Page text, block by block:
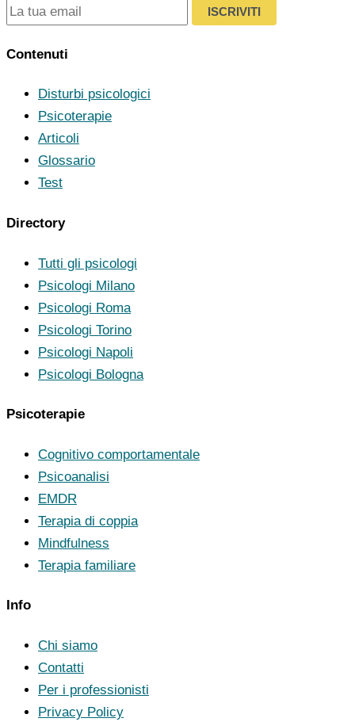
ISCRIVITI
Contenuti
Disturbi psicologici
Psicoterapie
Articoli
Glossario
Test
Directory
Tutti gli psicologi
Psicologi Milano
Psicologi Roma
Psicologi Torino
Psicologi Napoli
Psicologi Bologna
Psicoterapie
Cognitivo comportamentale
Psicoanalisi
EMDR
Terapia di coppia
Mindfulness
Terapia familiare
Info
Chi siamo
Contatti
Per i professionisti
Privacy Policy